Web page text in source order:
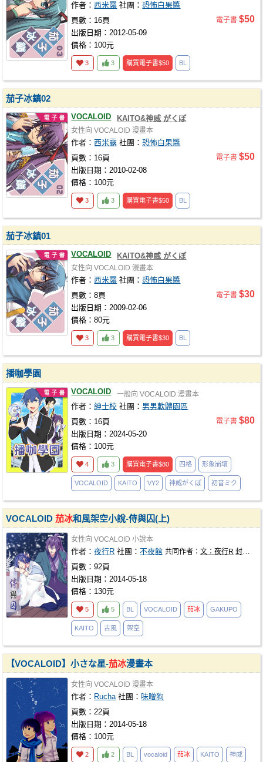
作者：西米露 社團：恐怖白果醬
頁數：16頁
出版日期：2012-05-09
價格：100元
電子書 $50
3 3 購買電子書$50 BL
茄子冰鎮02
VOCALOID KAITO&神威 がくぽ
女性向 VOCALOID 漫畫本
作者：西米露 社團：恐怖白果醬
頁數：16頁
出版日期：2010-02-08
價格：100元
電子書 $50
3 3 購買電子書$50 BL
茄子冰鎮01
VOCALOID KAITO&神威 がくぽ
女性向 VOCALOID 漫畫本
作者：西米露 社團：恐怖白果醬
頁數：8頁
出版日期：2009-02-06
價格：80元
電子書 $30
3 3 購買電子書$30 BL
播咖學園
VOCALOID 一般向 VOCALOID 漫畫本
作者：紳士校 社團： 男男軟體園區
頁數：16頁
出版日期：2024-05-20
價格：100元
電子書 $80
4 3 購買電子書$80 四格 形象崩壞
VOCALOID KAITO VY2 神威がくぽ 初音ミク
VOCALOID茄冰和風架空小說-侍與囚(上)
女性向 VOCALOID 小說本
作者：夜行R 社團：不夜館 共同作者：文：夜行R 封面圖：小A
頁數：92頁
出版日期：2014-05-18
價格：130元
5 5 BL VOCALOID 茄冰 GAKUPO
KAITO 古風 架空
【VOCALOID】小さな星-茄冰漫畫本
女性向 VOCALOID 漫畫本
作者： Rucha 社團： 味噌狗
頁數：22頁
出版日期：2014-05-18
價格：100元
2 2 BL vocaloid 茄冰 KAITO 神威